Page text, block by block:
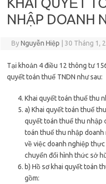
NHẬP DOANH
ByNguyễn Hiệp 30 Tháng 1,
Tại khoản 4 điều 12 thông tư
quyết toán thuế TNDN như sau:
Khai quyết toán thuế thu
a) Khai quyết toán thuế
quyết toán thuế thu nhập
toán thuế thu nhập
về việc doanh nghiệp
chuyển đổi hình thức sở
b) Hồ sơ khai quyết toán
gồm: